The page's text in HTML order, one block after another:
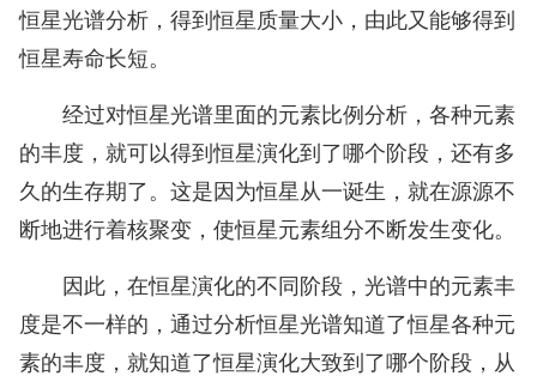
恒星光谱分析，得到恒星质量大小，由此又能够得到
恒星寿命长短。
经过对恒星光谱里面的元素比例分析，各种元素
的丰度，就可以得到恒星演化到了哪个阶段，还有多
久的生存期了。这是因为恒星从一诞生，就在源源不
断地进行着核聚变，使恒星元素组分不断发生变化。
因此，在恒星演化的不同阶段，光谱中的元素丰
度是不一样的，通过分析恒星光谱知道了恒星各种元
素的丰度，就知道了恒星演化大致到了哪个阶段，从